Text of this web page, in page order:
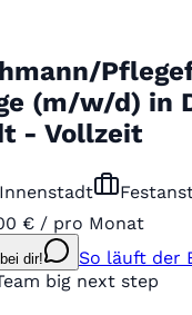
(m/w/d) in
- Vollzeit
€ / pro Monat
dir!
So läuft der
big next step